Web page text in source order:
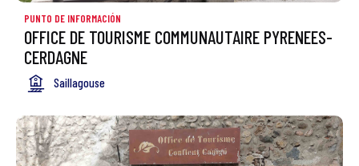
PUNTO DE INFORMACIÓN
OFFICE DE TOURISME COMMUNAUTAIRE PYRENEES-
CERDAGNE
Saillagouse